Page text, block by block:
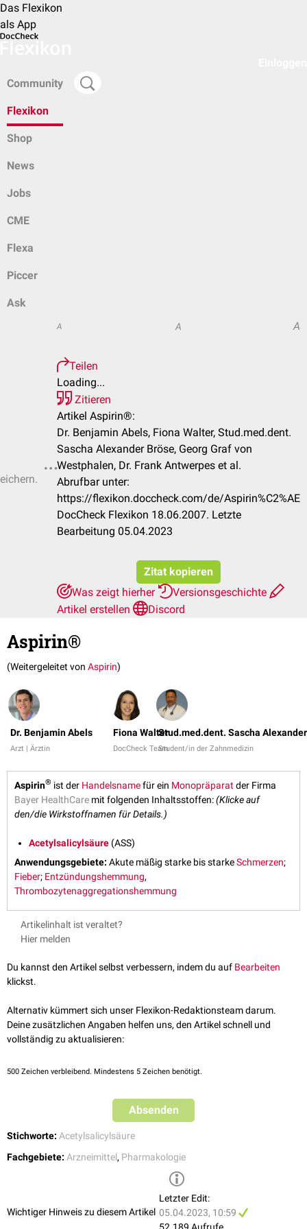
Das Flexikon
als App
Community
Flexikon
Shop
News
Jobs
CME
Flexa
Piccer
Ask
A A A
Teilen
Loading...
Zitieren
Artikel Aspirin®:
Dr. Benjamin Abels, Fiona Walter, Stud.med.dent.
Sascha Alexander Bröse, Georg Graf von
Westphalen, Dr. Frank Antwerpes et al.
Abrufbar unter:
https://flexikon.doccheck.com/de/Aspirin%C2%AE
DocCheck Flexikon 18.06.2007. Letzte
Bearbeitung 05.04.2023
Zitat kopieren
Was zeigt hierher
Versionsgeschichte
Artikel erstellen
Discord
Aspirin®
(Weitergeleitet von Aspirin)
Dr. Benjamin Abels
Arzt | Ärztin
Fiona Walter
DocCheck Team
Stud.med.dent. Sascha
Student/in der Zahnmedizin
Aspirin® ist der Handelsnamefür ein Monopräparatder Firma
Bayer HealthCare mit folgenden Inhaltsstoffen:(Klicke auf
den/die Wirkstoffnamen für Details.)
Acetylsalicylsäure (ASS)
Anwendungsgebiete: Akute mäßig starke bis starkeSchmerzen;
Fieber; Entzündungshemmung,
Thrombozytenaggregationshemmung
Artikelinhalt ist veraltet?
Hier melden
Du kannst den Artikel selbst verbessern, indem du auf Bearbeiten
klickst.
Alternativ kümmert sich unser Flexikon-Redaktionsteam darum.
Deine zusätzlichen Angaben helfen uns, den Artikel schnell und
vollständig zu aktualisieren:
500 Zeichen verbleibend. Mindestens 5 Zeichen benötigt.
Absenden
Stichworte: Acetylsalicylsäure
Fachgebiete: Arzneimittel, Pharmakologie
Wichtiger Hinweis zu diesem Artikel
Letzter Edit:
05.04.2023, 10:59